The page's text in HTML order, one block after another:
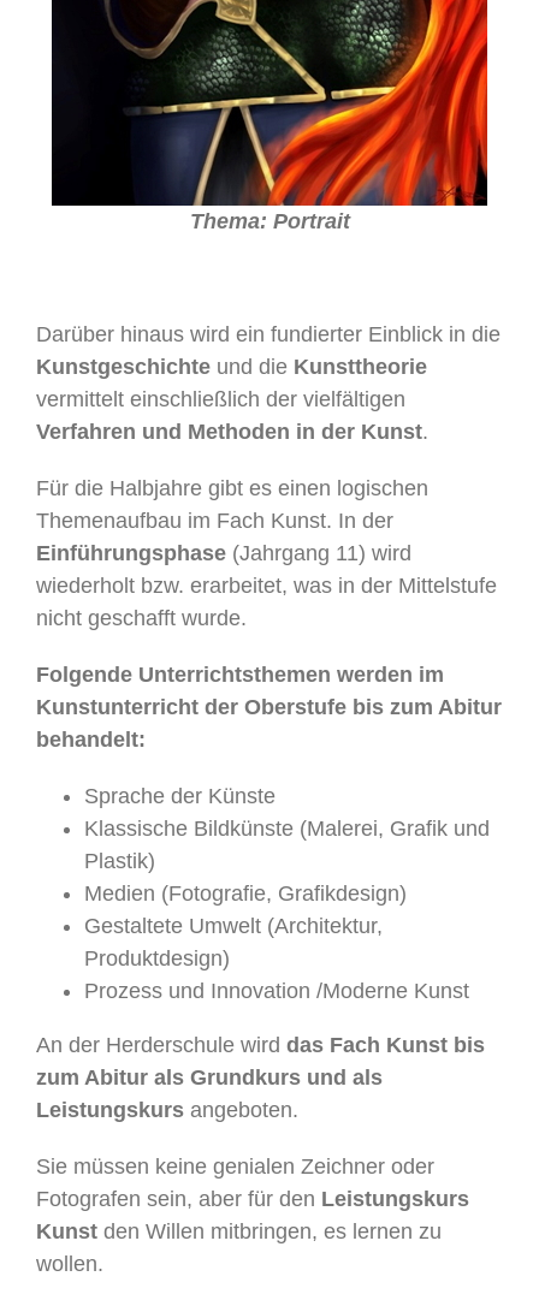
Thema: Portrait
Darüber hinaus wird ein fundierter Einblick in die
Kunstgeschichteund die Kunsttheorie
vermittelt einschließlich der vielfältigen
Verfahren und Methoden in der Kunst.
Für die Halbjahre gibt es einen logischen
Themenaufbau im Fach Kunst. In der
Einführungsphase(Jahrgang 11) wird
wiederholt bzw. erarbeitet, was in der Mittelstufe
nicht geschafft wurde.
Folgende Unterrichtsthemen werden im
Kunstunterricht der Oberstufe bis zum Abitur
behandelt:
Sprache der Künste
Klassische Bildkünste (Malerei, Grafik und
Plastik)
Medien (Fotografie, Grafikdesign)
Gestaltete Umwelt (Architektur,
Produktdesign)
Prozess und Innovation /Moderne Kunst
An der Herderschule wird das Fach Kunst bis
zum Abitur als Grundkurs und als
Leistungskurs angeboten.
Sie müssen keine genialen Zeichner oder
Fotografen sein, aber für den Leistungskurs
Kunstden Willen mitbringen, es lernen zu
wollen.